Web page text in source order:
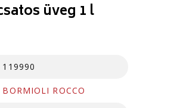
üveg 1 l
119990
BORMIOLI ROCCO